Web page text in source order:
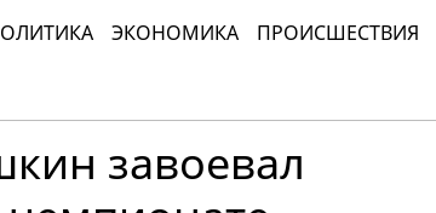
ЭКОНОМИКА ПРОИСШЕСТВИЯ
завоевал